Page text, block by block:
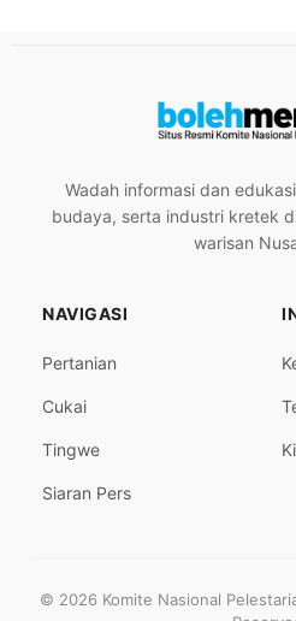
Wadah informasi dan
budaya, serta industri kretek
warisan
NAVIGASI
Pertanian
Cukai
Tingwe
Siaran Pers
© 2026 Komite Nasional